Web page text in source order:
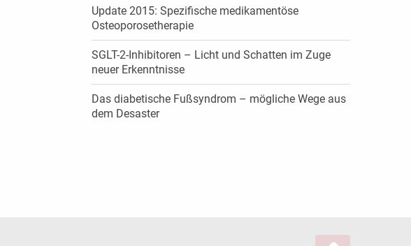
Update 2015: Spezifische medikamentöse
Osteoporosetherapie
SGLT-2-Inhibitoren – Licht und Schatten im Zuge
neuer Erkenntnisse
Das diabetische Fußsyndrom – mögliche Wege aus
dem Desaster